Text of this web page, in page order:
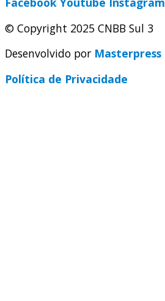
© Copyright 2025 CNBB Sul 3
Desenvolvido por Masterpress
Política de Privacidade